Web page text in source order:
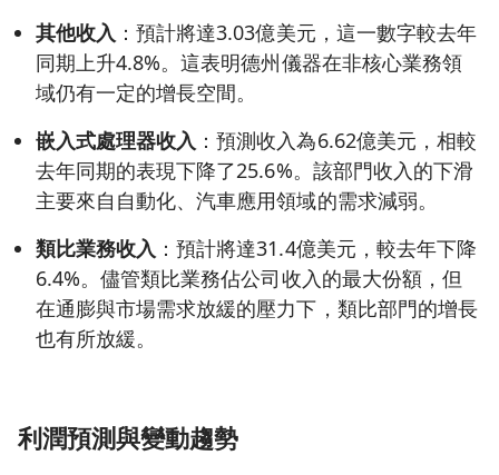
其他收入 ：預計將達3.03億美元，這一數字較去年
同期上升4.8%。這表明德州儀器在非核心業務領
域仍有一定的增長空間。
嵌入式處理器收入 ：預測收入為6.62億美元，相較
去年同期的表現下降了25.6%。該部門收入的下滑
主要來自自動化、汽車應用領域的需求減弱。
類比業務收入 ：預計將達31.4億美元，較去年下降
6.4%。儘管類比業務佔公司收入的最大份額，但
在通膨與市場需求放緩的壓力下，類比部門的增長
也有所放緩。
利潤預測與變動趨勢